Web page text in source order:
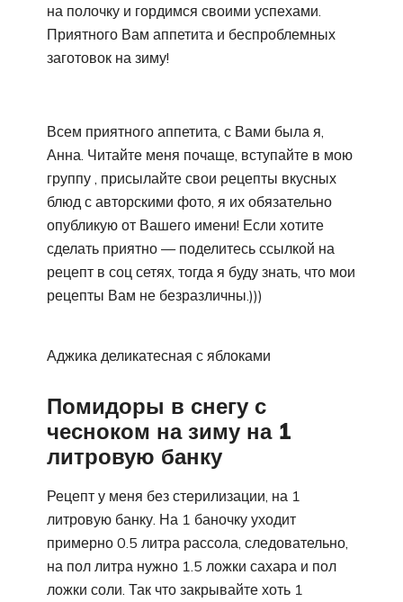
на полочку и гордимся своими успехами.
Приятного Вам аппетита и беспроблемных
заготовок на зиму!
Всем приятного аппетита, с Вами была я,
Анна. Читайте меня почаще, вступайте в мою
группу , присылайте свои рецепты вкусных
блюд с авторскими фото, я их обязательно
опубликую от Вашего имени! Если хотите
сделать приятно — поделитесь ссылкой на
рецепт в соц сетях, тогда я буду знать, что мои
рецепты Вам не безразличны.)))
Аджика деликатесная с яблоками
Помидоры в снегу с
чесноком на зиму на 1
литровую банку
Рецепт у меня без стерилизации, на 1
литровую банку. На 1 баночку уходит
примерно 0.5 литра рассола, следовательно,
на пол литра нужно 1.5 ложки сахара и пол
ложки соли. Так что закрывайте хоть 1